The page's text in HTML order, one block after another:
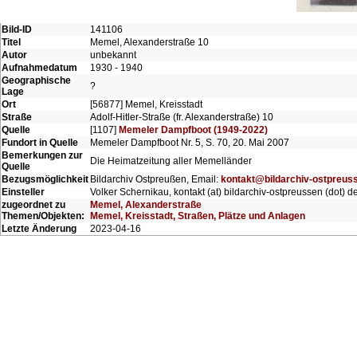
Bild-ID
141106
Titel
Memel, Alexanderstraße 10
Autor
unbekannt
Aufnahmedatum
1930 - 1940
Geographische
Lage
?
Ort
[56877] Memel, Kreisstadt
Straße
Adolf-Hitler-Straße (fr. Alexanderstraße) 10
Quelle
[1107] Memeler Dampfboot (1949-2022)
Fundort in Quelle
Memeler Dampfboot Nr. 5, S. 70, 20. Mai 2007
Bemerkungen zur
Quelle
Die Heimatzeitung aller Memelländer
Bezugsmöglichkeit Bildarchiv Ostpreußen, Email: kontakt@bildarchiv-
Einsteller
Volker Schernikau, kontakt (at) bildarchiv-ostpreussen (dot)
zugeordnet zu
Themen/Objekten:
Memel, Alexanderstraße
Memel, Kreisstadt, Straßen, Plätze und Anlagen
Letzte Änderung
2023-04-16